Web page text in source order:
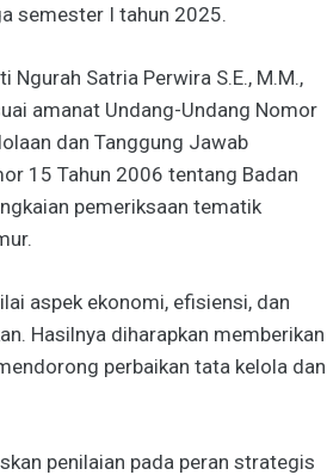
semester I tahun 2025.
Ngurah Satria Perwira S.E., M.M.,
amanat Undang-Undang Nomor
dan Tanggung Jawab
15 Tahun 2006 tentang Badan
pemeriksaan tematik
aspek ekonomi, efisiensi, dan
Hasilnya diharapkan memberikan
perbaikan tata kelola dan
penilaian pada peran strategis